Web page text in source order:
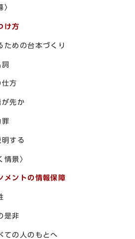
け方
めの台本づくり
方
先か
する
景〉
ントの情報保障
是非
の人のもとへ